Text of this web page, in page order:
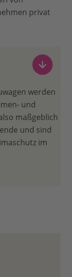
privat
werden
und
maßgeblich
und sind
im